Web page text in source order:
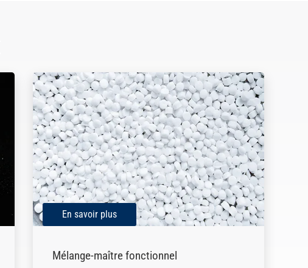
En savoir plus
Mélange-maître fonctionnel